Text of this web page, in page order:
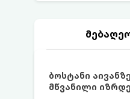
ბოსტანი
მწვანილი